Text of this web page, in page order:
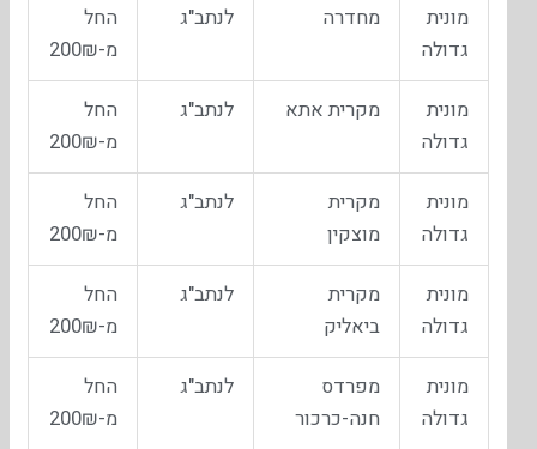
מונית
גדולה
מחדרה לנתב"ג
החל
מ-200₪
מונית
גדולה
מקרית אתא לנתב"ג
החל
מ-200₪
מונית
גדולה
מקרית
מוצקין
לנתב"ג
החל
מ-200₪
מונית
גדולה
מקרית
ביאליק
לנתב"ג
החל
מ-200₪
מונית
גדולה
מפרדס
חנה-כרכור
לנתב"ג
החל
מ-200₪